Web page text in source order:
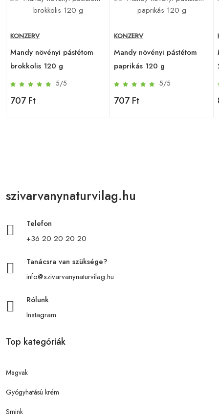
KONZERV
Mandy növényi pástétom
brokkolis 120 g
5/5
707 Ft
KONZERV
Mandy növényi pástétom
paprikás 120 g
5/5
707 Ft
szivarvanynaturvilag.hu
Telefon
+36 20 20 20 20
Tanácsra van szüksége?
info@szivarvanynaturvilag.hu
Rólunk
Instagram
Top kategóriák
Magvak
Gyógyhatású krém
Smink